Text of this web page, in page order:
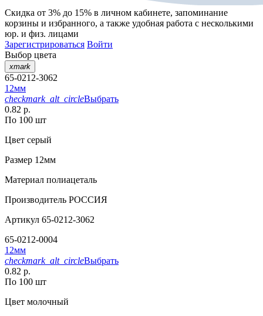
Скидка от 3% до 15% в личном кабинете, запоминание
корзины и избранного, а также удобная работа с несколькими
юр. и физ. лицами
Зарегистрироваться Войти
Выбор цвета
xmark
65-0212-3062
12мм
checkmark_alt_circleВыбрать
0.82 р.
По 100 шт
Цвет серый
Размер 12мм
Материал полиацеталь
Производитель РОССИЯ
Артикул 65-0212-3062
65-0212-0004
12мм
checkmark_alt_circleВыбрать
0.82 р.
По 100 шт
Цвет молочный